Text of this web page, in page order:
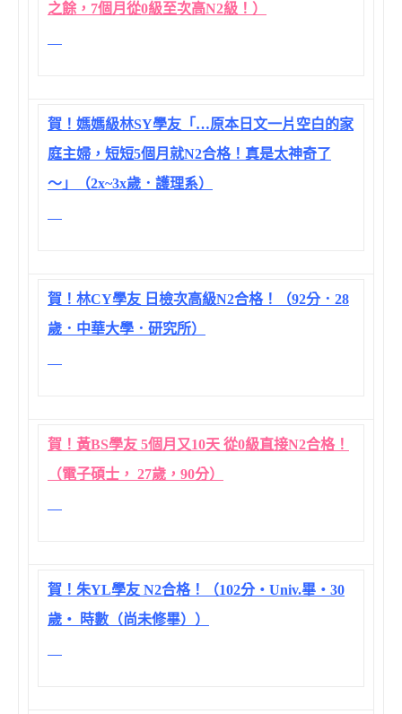
之餘，7個月從0級至次高N2級！）
賀！媽媽級林SY學友「…原本日文一片空白的家
庭主婦，短短5個月就N2合格！真是太神奇了
～」（2x~3x歲．護理系）
賀！林CY學友 日檢次高級N2合格！（92分．28
歲．中華大學．研究所）
賀！黃BS學友 5個月又10天 從0級直接N2合格！
（電子碩士， 27歲，90分）
賀！朱YL學友 N2合格！（102分‧Univ.畢‧30
歲‧ 時數（尚未修畢））